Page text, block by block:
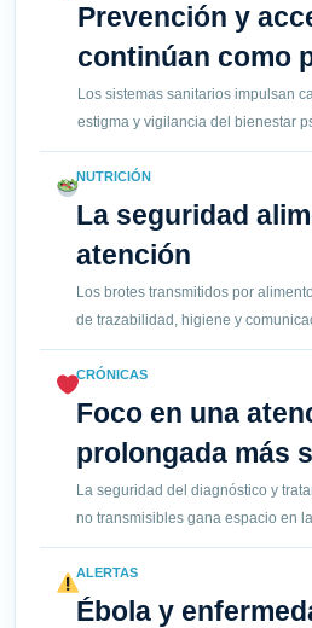
Prevención y
continúan como
Los sistemas sanitarios impulsan
estigma y vigilancia del bienestar
NUTRICIÓN
La seguridad
atención
Los brotes transmitidos por
de trazabilidad, higiene y
CRÓNICAS
Foco en una
prolongada más
La seguridad del diagnóstico y
no transmisibles gana espacio en
ALERTAS
Ébola y